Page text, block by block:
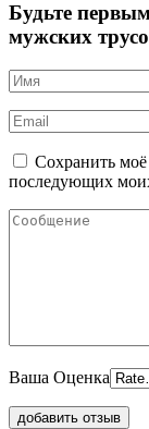
Будьте
мужских
Сохранить моё
последующих
Ваша Оценка